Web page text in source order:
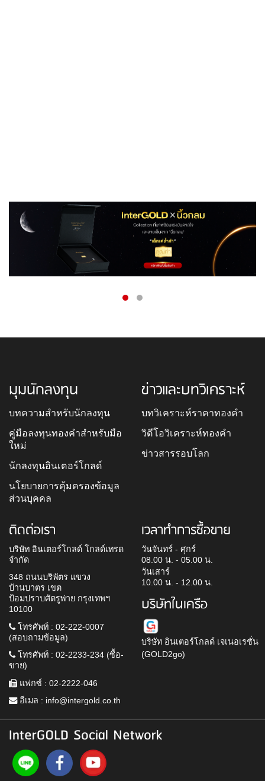
มุมนักลงทุน
บทความสำหรับนักลงทุน
คู่มือลงทุนทองคำสำหรับมือ
ใหม่
นักลงทุนอินเตอร์โกลด์
นโยบายการคุ้มครองข้อมูล
ส่วนบุคคล
ข่าวและบทวิเคราะห์
บทวิเคราะห์ราคาทองคำ
วิดีโอวิเคราะห์ทองคำ
ข่าวสารรอบโลก
ติดต่อเรา
บริษัท อินเตอร์โกลด์ โกลด์เทรด
จำกัด
348 ถนนบริพัตร แขวง
บ้านบาตร เขต
ป้อมปราบศัตรูพ่าย กรุงเทพฯ
10100
โทรศัพท์ : 02-222-0007
(สอบถามข้อมูล)
โทรศัพท์ : 02-2233-234 (ซื้อ-
ขาย)
แฟกซ์ : 02-2222-046
อีเมล : info@intergold.co.th
เวลาทำการซื้อขาย
วันจันทร์ - ศุกร์
08.00 น. - 05.00 น.
วันเสาร์
10.00 น. - 12.00 น.
บริษัทในเครือ
บริษัท อินเตอร์โกลด์ เจเนอเรชั่น
(GOLD2go)
InterGOLD Social Network